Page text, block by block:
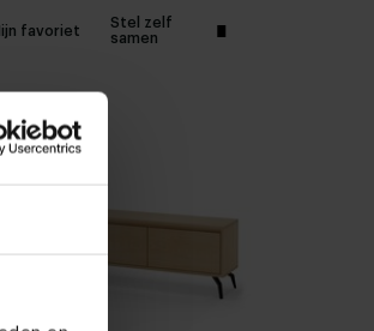
favoriet
Stel zelf
samen